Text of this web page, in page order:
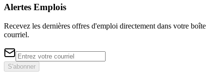
Alertes Emplois
Recevez les dernières offres d'emploi directement dans votre boîte
courriel.
S'abonner